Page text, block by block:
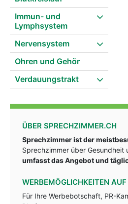
Immun- und
Lymphsystem
Nervensystem
Ohren und Gehör
Verdauungstrakt
ÜBER SPRECHZIMMER.CH
Sprechzimmer ist der
Sprechzimmer über Gesundheit
umfasst das Angebot und
WERBEMÖGLICHKEITEN
Für Ihre Werbebotschaft, PR-